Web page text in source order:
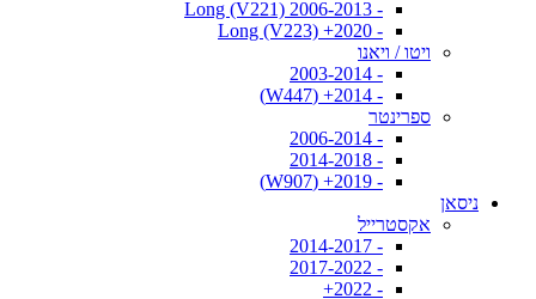
- 2006-2013 Long (V221)
- 2020+ Long (V223)
ויטו / ויאנו
- 2003-2014
- 2014+ (W447)
ספרינטר
- 2006-2014
- 2014-2018
- 2019+ (W907)
ניסאן
אקסטרייל
- 2014-2017
- 2017-2022
- 2022+